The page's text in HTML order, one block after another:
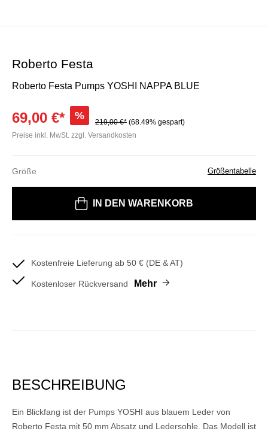
Roberto Festa
Roberto Festa Pumps YOSHI NAPPA BLUE
69,00 €* %
219,00 €* (68.49% gespart)
Preise inkl. MwSt. zzgl. Versandkosten
Größe Größentabelle
IN DEN WARENKORB
Kostenfreie Lieferung ab 50 € (DE & AT)
Kostenloser Rückversand Mehr
BESCHREIBUNG
Ein Blickfang ist der Pumps YOSHI aus blauem Leder von
Roberto Festa mit 50 mm Absatz und Ledersohle. Das Modell ist